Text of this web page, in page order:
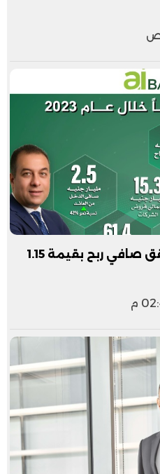
خلال 2023 .. aiBANK يحقق صافي ربح بقيمة 1.15